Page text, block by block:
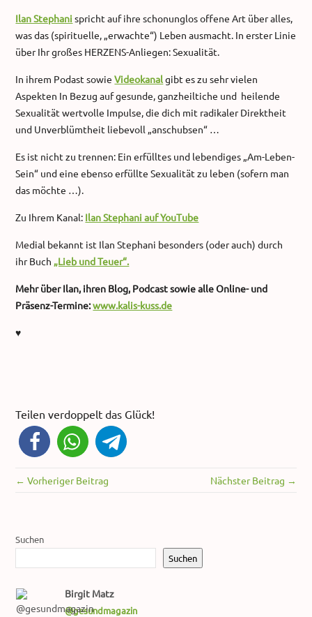
Ilan Stephani spricht auf ihre schonunglos offene Art über alles,
was das (spirituelle, „erwachte“) Leben ausmacht. In erster Linie
über Ihr großes HERZENS-Anliegen: Sexualität.
In ihrem Podast sowieVideokanalgibt es zu sehr vielen
Aspekten In Bezug auf gesunde, ganzheiltiche und heilende
Sexualität wertvolle Impulse, die dich mit radikaler Direktheit
und Unverblümtheit liebevoll „anschubsen“ …
Es ist nicht zu trennen: Ein erfülltes und lebendiges „Am-Leben-
Sein“ und eine ebenso erfüllte Sexualität zu leben (sofern man
das möchte …).
Zu Ihrem Kanal: Ilan Stephani auf YouTube
Medial bekannt ist Ilan Stephani besonders (oder auch) durch
ihr Buch „Lieb und Teuer“.
Mehr über Ilan, ihren Blog, Podcast sowie alle Online- und
Präsenz-Termine:www.kalis-kuss.de
♥
Teilen verdoppelt das Glück!
← Vorheriger Beitrag Nächster Beitrag →
Suchen
Suchen
Birgit Matz
@gesundmagazin